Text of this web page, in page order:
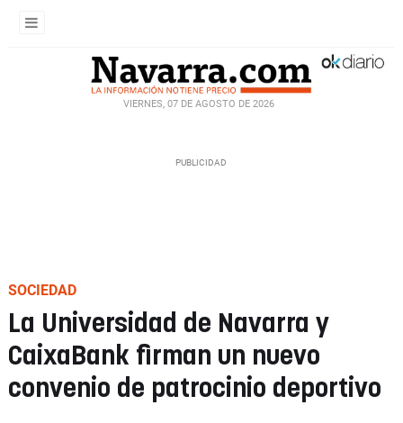
VIERNES, 07 DE AGOSTO DE 2026
SOCIEDAD
La Universidad de Navarra y
CaixaBank firman un nuevo
convenio de patrocinio deportivo